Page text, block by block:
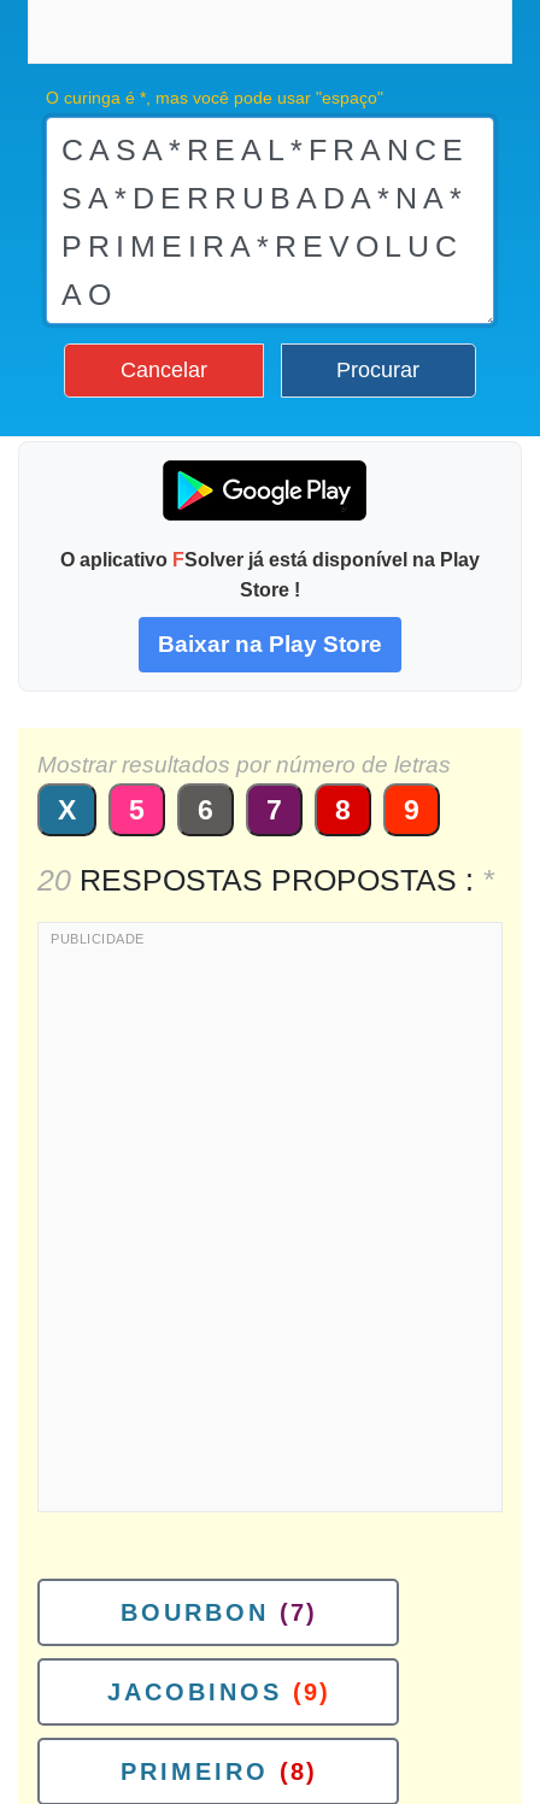
O curinga é *, mas você pode usar "espaço"
Cancelar Procurar
O aplicativo FSolver já está disponível na Play
Store !
Baixar na Play Store
Mostrar resultados por número de letras
X 5 6 7 8 9
20 RESPOSTAS PROPOSTAS : *
BOURBON (7)
JACOBINOS (9)
PRIMEIRO (8)